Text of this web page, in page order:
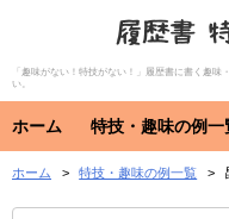
履歴書
「趣味がない！特技がない！」履歴書に書く趣
い。
ホーム 特技・趣味の例一
特技・趣味
資格・免許
ホーム 特技・趣味の例一覧